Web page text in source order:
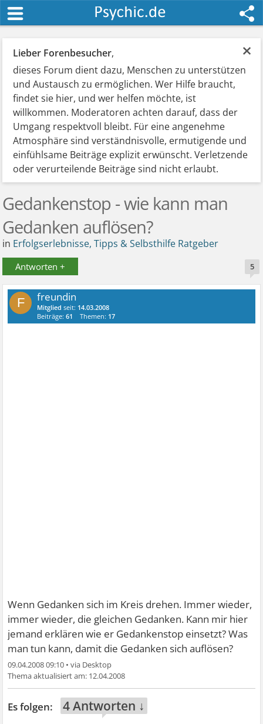
×
Lieber Forenbesucher,
dieses Forum dient dazu, Menschen zu unterstützen
und Austausch zu ermöglichen. Wer Hilfe braucht,
findet sie hier, und wer helfen möchte, ist
willkommen. Moderatoren achten darauf, dass der
Umgang respektvoll bleibt. Für eine angenehme
Atmosphäre sind verständnisvolle, ermutigende und
einfühlsame Beiträge explizit erwünscht. Verletzende
oder verurteilende Beiträge sind nicht erlaubt.
Gedankenstop - wie kann man
Gedanken auflösen?
in Erfolgserlebnisse, Tipps & Selbsthilfe Ratgeber
Antworten + 5
F freundin
Mitglied seit: 14.03.2008
Beiträge:61 Themen: 17
Wenn Gedanken sich im Kreis drehen. Immer wieder,
immer wieder, die gleichen Gedanken. Kann mir hier
jemand erklären wie er Gedankenstop einsetzt? Was
man tun kann, damit die Gedanken sich auflösen?
09.04.2008 09:10 •
12.04.2008
4 Antworten ↓